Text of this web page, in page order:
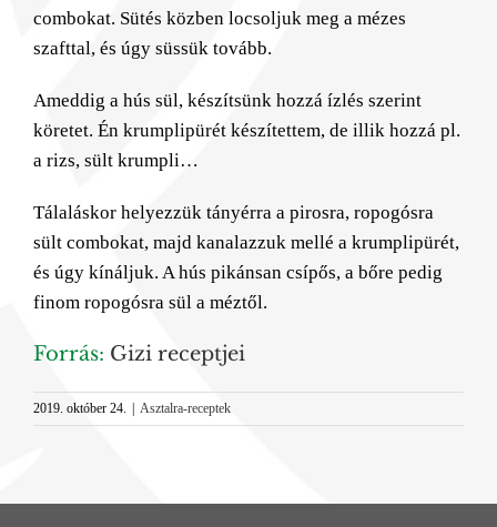
combokat. Sütés közben locsoljuk meg a mézes
szafttal, és úgy süssük tovább.
Ameddig a hús sül, készítsünk hozzá ízlés szerint
köretet. Én krumplipürét készítettem, de illik hozzá pl.
a rizs, sült krumpli…
Tálaláskor helyezzük tányérra a pirosra, ropogósra
sült combokat, majd kanalazzuk mellé a krumplipürét,
és úgy kínáljuk. A hús pikánsan csípős, a bőre pedig
finom ropogósra sül a méztől.
Forrás: Gizi receptjei
2019. október 24. Asztalra-receptek